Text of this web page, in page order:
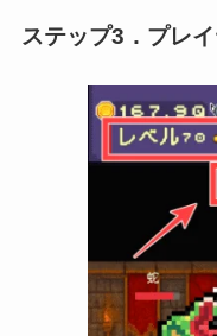
ステップ3．プレ